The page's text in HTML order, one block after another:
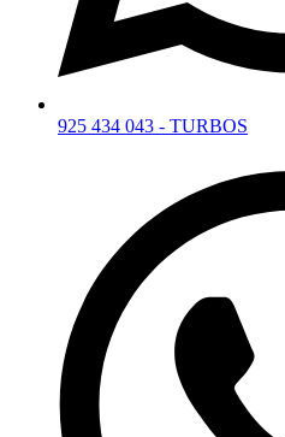
925 434 043 - TURBOS